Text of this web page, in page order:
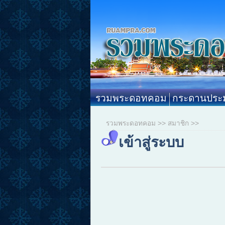
รวมพระดอทคอม กระดานปร
รวมพระดอทคอม >> สมาชิก >>
เข้าสู่ระบบ